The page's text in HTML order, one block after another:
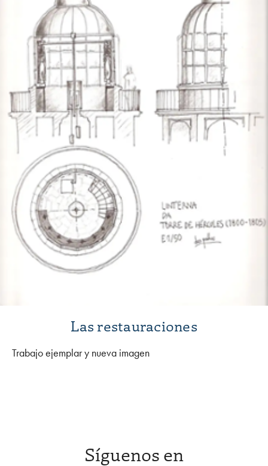
Las restauraciones
Trabajo ejemplar y nueva imagen
Síguenos en